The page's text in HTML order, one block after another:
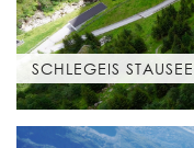
SCHLEGEIS